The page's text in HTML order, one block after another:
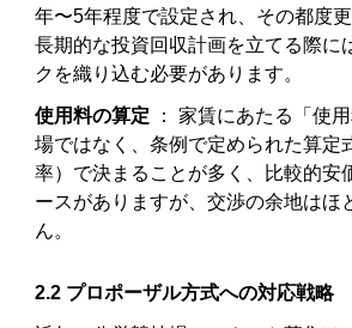
年〜5年程度で設定され、その都度更
長期的な投資回収計画を立てる際に
クを織り込む必要があります。
使用料の算定 ： 家賃にあたる「使
場ではなく、条例で定められた算定
率）で決まることが多く、比較的安
ースがありますが、交渉の余地はほ
ん。
2.2 プロポーザル方式への対応戦略